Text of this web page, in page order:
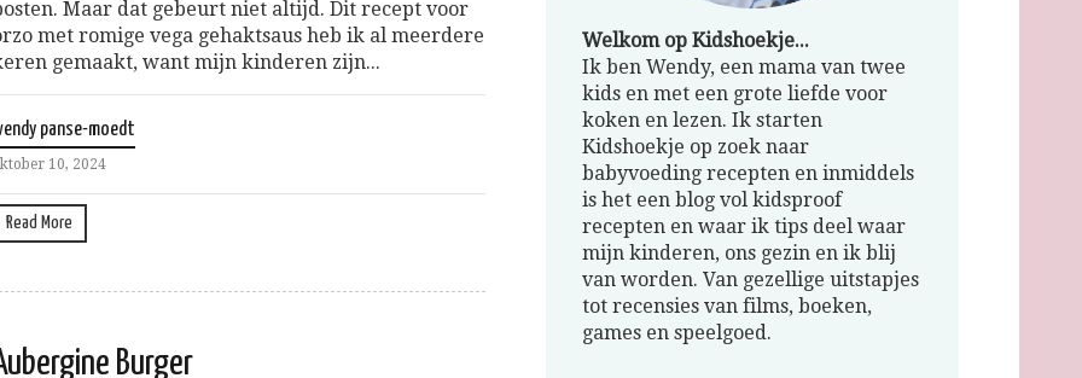
Maar dat gebeurt niet altijd. Dit recept voor
met romige vega gehaktsaus heb ik al meerdere
gemaakt, want mijn kinderen zijn...
panse-moedt
10, 2024
Read More
Burger
Welkom op Kidshoekje...
Ik ben Wendy, een mama van twee
kids en met een grote liefde voor
koken en lezen. Ik starten
Kidshoekje op zoek naar
babyvoeding recepten en inmiddels
is het een blog vol kidsproof
recepten en waar ik tips deel waar
mijn kinderen, ons gezin en ik blij
van worden. Van gezellige uitstapjes
tot recensies van films, boeken,
games en speelgoed.